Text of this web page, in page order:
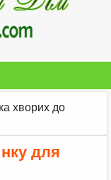
хворих до
для